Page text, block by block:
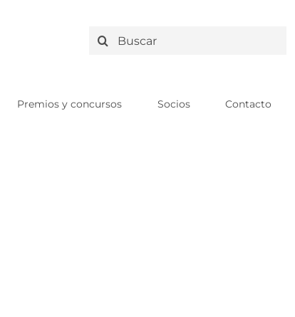
Search
Premios y concursos Socios Contacto